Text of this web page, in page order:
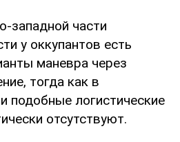
западной части
у оккупантов есть
маневра через
тогда как в
подобные логистические
отсутствуют.